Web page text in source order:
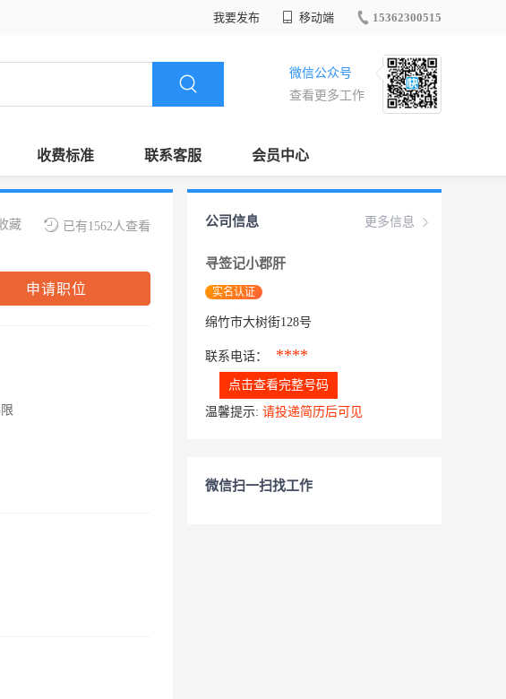
我要发布 移动端 15362300515
微信公众号
查看更多工作
收费标准 联系客服 会员中心
已有1562人查看
藏
申请职位
更多信息
公司信息
寻签记小郡肝
实名认证
绵竹市大树街128号
联系电话： ****
点击查看完整号码
温馨提示: 请投递简历后可见
微信扫一扫找工作